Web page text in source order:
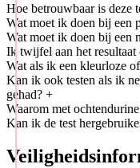
Hoe betrouwbaar is deze
Wat moet ik doen bij een
Wat moet ik doen bij een
Ik twijfel aan het
Wat als ik een kleurloze
Kan ik ook testen als ik
gehad? +
Waarom met
Kan ik de test